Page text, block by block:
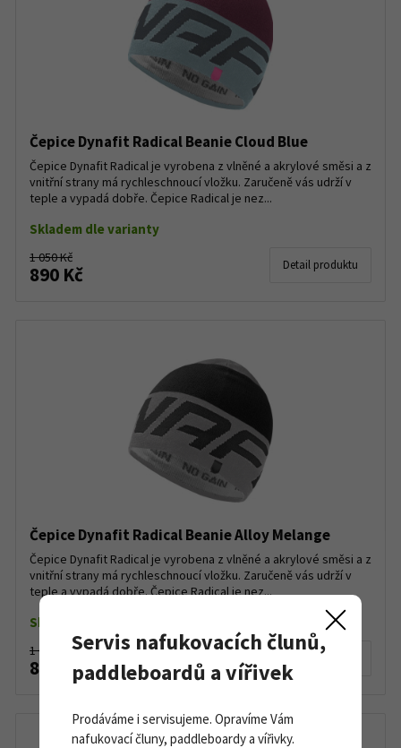
Čepice Dynafit Radical Beanie Cloud Blue
Čepice Dynafit Radical je vyrobena z vlněné a akrylové směsi a z
vnitřní strany má rychleschnoucí vložku. Zaručeně vás udrží v
teple a vypadá dobře. Čepice Radical je nez...
Skladem dle varianty
1 050 Kč
890 Kč Detail produktu
Čepice Dynafit Radical Beanie Alloy Melange
Čepice Dynafit Radical je vyrobena z vlněné a akrylové směsi a z
vnitřní strany má rychleschnoucí vložku. Zaručeně vás udrží v
teple a vypadá dobře. Čepice Radical je nez...
Skladem dle varianty
1 050 Kč
890 Kč Detail produktu
Servis nafukovacích člunů,
paddleboardů a vířivek
Prodáváme i servisujeme. Opravíme Vám
nafukovací čluny, paddleboardy a vířivky.